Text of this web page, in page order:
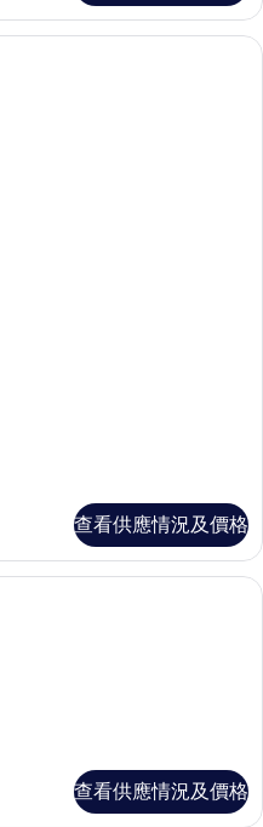
查看供應情況及價格
查看供應情況及價格